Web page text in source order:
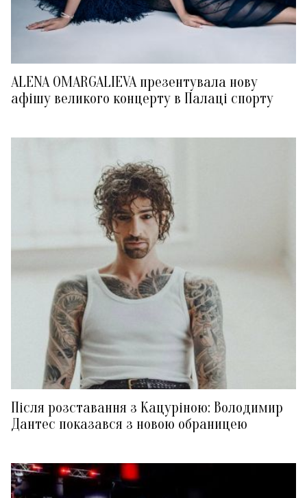
ALENA OMARGALIEVA презентувала нову
афішу великого концерту в Палаці спорту
Після розставання з Кацуріною: Володимир
Дантес показався з новою обраницею